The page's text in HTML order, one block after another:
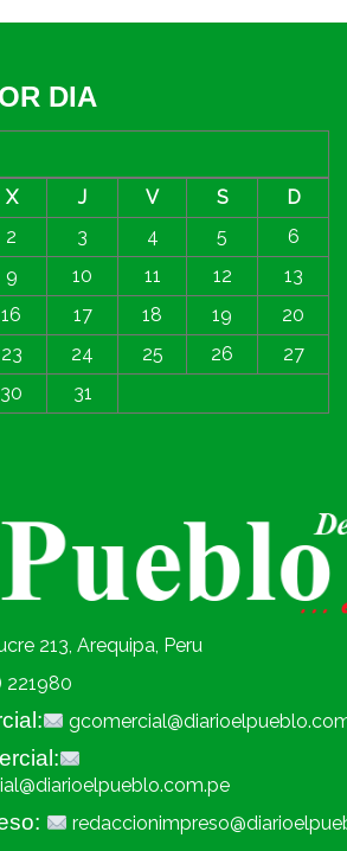
DIA
X J V S
D
2 3 4 5
6
9 10 11 12
13
16 17 18 19
20
23 24 25 26
27
30 31
213, Arequipa, Peru
221980